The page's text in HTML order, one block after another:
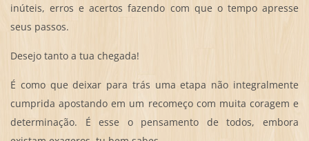
inúteis, erros e acertos fazendo com que o tempo apresse
seus passos.
Desejo tanto a tua chegada!
É como que deixar para trás uma etapa não integralmente
cumprida apostando em um recomeço com muita coragem e
determinação. É esse o pensamento de todos, embora